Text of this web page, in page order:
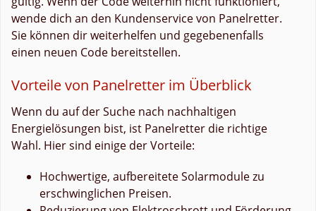
wende dich an den Kundenservice von Panelretter.
Sie können dir weiterhelfen und gegebenenfalls
einen neuen Code bereitstellen.
Vorteile von Panelretter im Überblick
Wenn du auf der Suche nach nachhaltigen
Energielösungen bist, ist Panelretter die richtige
Wahl. Hier sind einige der Vorteile:
Hochwertige, aufbereitete Solarmodule zu
erschwinglichen Preisen.